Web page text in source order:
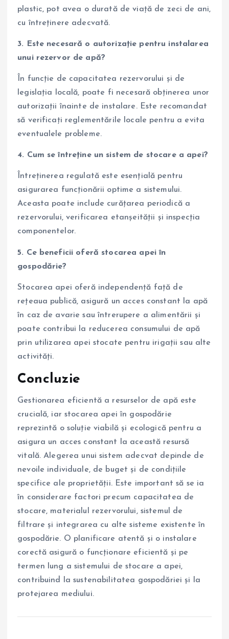
plastic, pot avea o durată de viață de zeci de ani,
cu întreținere adecvată.
3. Este necesară o autorizație pentru instalarea
unui rezervor de apă?
În funcție de capacitatea rezervorului și de
legislația locală, poate fi necesară obținerea unor
autorizații înainte de instalare. Este recomandat
să verificați reglementările locale pentru a evita
eventualele probleme.
4. Cum se întreține un sistem de stocare a apei?
Întreținerea regulată este esențială pentru
asigurarea funcționării optime a sistemului.
Aceasta poate include curățarea periodică a
rezervorului, verificarea etanșeității și inspecția
componentelor.
5. Ce beneficii oferă stocarea apei în
gospodărie?
Stocarea apei oferă independență față de
rețeaua publică, asigură un acces constant la apă
în caz de avarie sau întrerupere a alimentării și
poate contribui la reducerea consumului de apă
prin utilizarea apei stocate pentru irigații sau alte
activități.
Concluzie
Gestionarea eficientă a resurselor de apă este
crucială, iar stocarea apei în gospodărie
reprezintă o soluție viabilă și ecologică pentru a
asigura un acces constant la această resursă
vitală. Alegerea unui sistem adecvat depinde de
nevoile individuale, de buget și de condițiile
specifice ale proprietății. Este important să se ia
în considerare factori precum capacitatea de
stocare, materialul rezervorului, sistemul de
filtrare și integrarea cu alte sisteme existente în
gospodărie. O planificare atentă și o instalare
corectă asigură o funcționare eficientă și pe
termen lung a sistemului de stocare a apei,
contribuind la sustenabilitatea gospodăriei și la
protejarea mediului.